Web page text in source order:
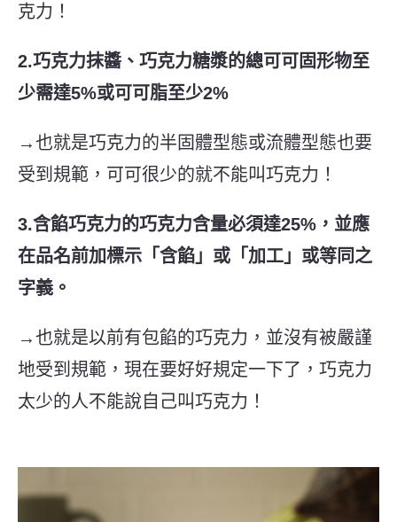
克力！
2.巧克力抹醬、巧克力糖漿的總可可固形物至
少需達5%或可可脂至少2%
→也就是巧克力的半固體型態或流體型態也要
受到規範，可可很少的就不能叫巧克力！
3.含餡巧克力的巧克力含量必須達25%，並應
在品名前加標示「含餡」或「加工」或等同之
字義。
→也就是以前有包餡的巧克力，並沒有被嚴謹
地受到規範，現在要好好規定一下了，巧克力
太少的人不能說自己叫巧克力！